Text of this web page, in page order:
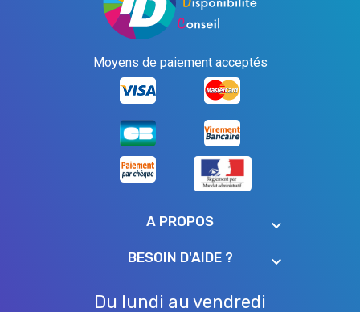
Moyens de paiement acceptés
A PROPOS keyboard_arrow_down
BESOIN D'AIDE ? keyboard_arrow_down
Du lundi au vendredi